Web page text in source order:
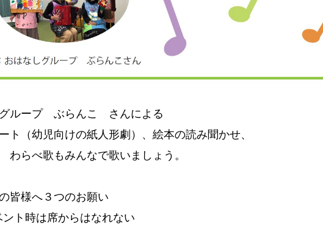
ループ ぶらんこ さんによる
ト（幼児向けの紙人形劇）、絵本の読み聞かせ、
らべ歌もみんなで歌いましょう。
皆様へ３つのお願い
時は席からはなれない